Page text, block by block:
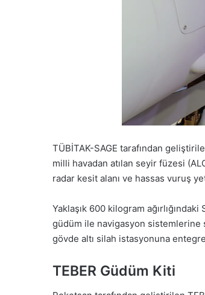
TÜBİTAK-SAGE tarafından
milli havadan atılan seyir füzesi
radar kesit alanı ve hassas vuruş
Yaklaşık 600 kilogram
güdüm ile navigasyon sistemlerine
gövde altı silah istasyonuna
TEBER Güdüm Kiti